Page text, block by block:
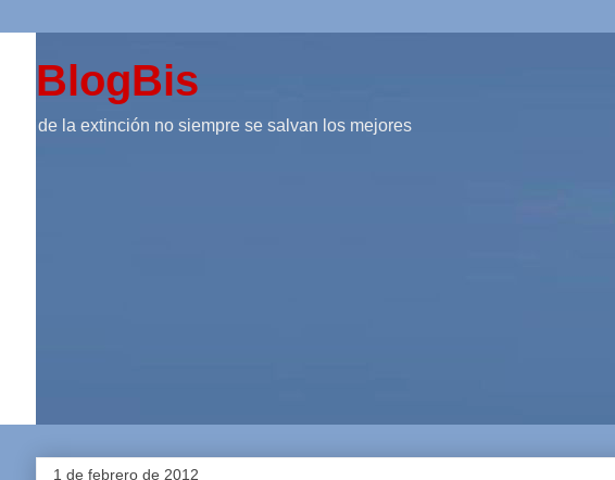
BlogBis
de la extinción no siempre se salvan los mejores
1 de febrero de 2012